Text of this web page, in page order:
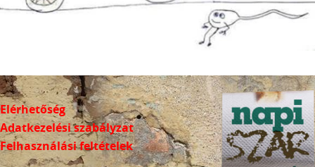
Elérhetőség
Adatkezelési szabályzat
Felhasználási feltételek